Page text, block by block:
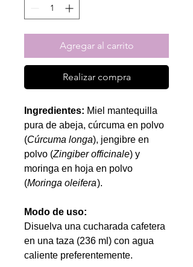
Agregar al carrito
Realizar compra
Ingredientes: Miel mantequilla
pura de abeja, cúrcuma en polvo
(Cúrcuma longa), jengibre en
polvo (Zingiber officinale) y
moringa en hoja en polvo
(Moringa oleifera).
Modo de uso:
Disuelva una cucharada cafetera
en una taza (236 ml) con agua
caliente preferentemente.